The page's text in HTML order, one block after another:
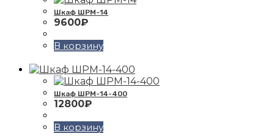
Шкаф ШРМ-14
9600₽
В корзину
Шкаф ШРМ-14-400
12800₽
В корзину